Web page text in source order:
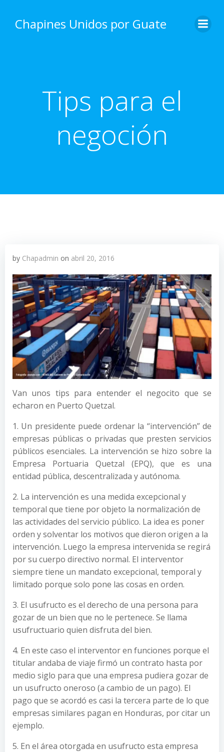
content
Chapines Unidos por Guate
Tips para el
negoción
by Chapadmin on abril 20, 2016
Van unos tips para entender el negocito que se
echaron en Puerto Quetzal.
1. Un presidente puede ordenar la “intervención” de
empresas públicas o privadas que presten servicios
públicos esenciales. La intervención se hizo sobre la
Empresa Portuaria Quetzal (EPQ), que es una
entidad pública, descentralizada y autónoma.
2. La intervención es una medida excepcional y
temporal que tiene por objeto la normalización de
las actividades del servicio público. La idea es poner
orden y solventar los motivos que dieron origen a la
intervención. Luego la empresa intervenida se regirá
por su cuerpo directivo normal. El interventor
siempre tiene un mandato excepcional, temporal y
limitado porque solo pone las cosas en orden.
3. El usufructo es el derecho de una persona para
gozar de un bien que no le pertenece. Se llama
usufructuario quien disfruta del bien.
4. En este caso el interventor en funciones porque el
titular andaba de viaje firmó un contrato hasta por
medio siglo para que una empresa pudiera gozar de
un usufructo oneroso (a cambio de un pago). El
pago que se acordó es casi la tercera parte de lo que
empresas similares pagan en Honduras, por citar un
ejemplo.
5. En el área otorgada en usufructo esta empresa